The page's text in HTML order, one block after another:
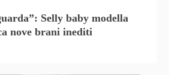
Selly baby modella
nove brani inediti